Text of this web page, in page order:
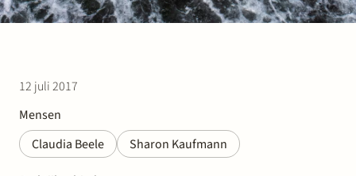
12 juli 2017
Mensen
Claudia Beele
Sharon Kaufmann
Partner